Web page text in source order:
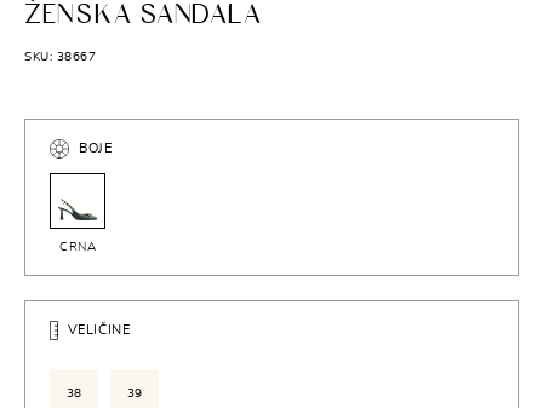
RENZONI ILASIO
ŽENSKA SANDALA
SKU: 38667
BOJE
CRNA
VELIČINE
38 39